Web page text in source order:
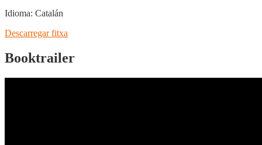
Idioma: Catalán
Descarregar fitxa
Booktrailer